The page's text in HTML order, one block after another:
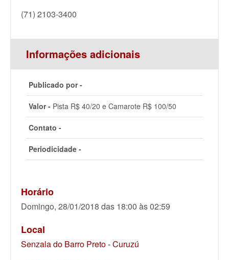
(71) 2103-3400
Informações adicionais
Publicado por -
Valor - Pista R$ 40/20 e Camarote R$ 100/50
Contato -
Periodicidade -
Horário
Domingo, 28/01/2018 das 18:00 às 02:59
Local
Senzala do Barro Preto - Curuzú